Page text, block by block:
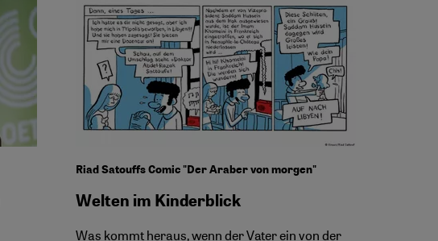
Riad Satouffs Comic "Der Araber von morgen"
Welten im Kinderblick
Was kommt heraus, wenn der Vater ein von der